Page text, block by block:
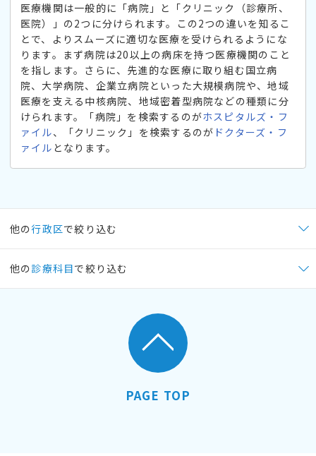
医療機関は一般的に「病院」と「クリニック（診療所、
医院）」の2つに分けられます。この2つの違いを知るこ
とで、よりスムーズに適切な医療を受けられるようにな
ります。まず病院は20以上の病床を持つ医療機関のこと
を指します。さらに、先進的な医療に取り組む国立病
院、大学病院、企業立病院といった大規模病院や、地域
医療を支える中核病院、地域密着型病院などの種類に分
けられます。「病院」を検索するのがホスピタルズ・フ
ァイル、「クリニック」を検索するのが ドクターズ・フ
ァイル となります。
他の行政区で絞り込む
他の 診療科目で絞り込む
PAGE TOP